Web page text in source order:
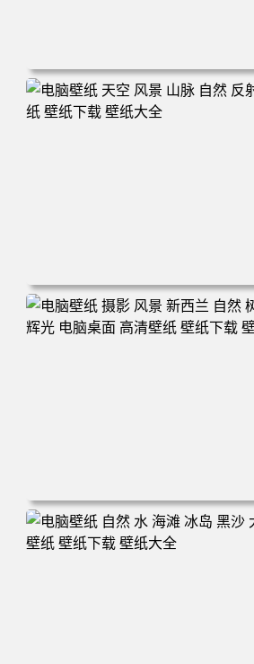
电脑壁纸 自然 河流 景观 电脑桌面 高
大全
电脑壁纸 天空 风景 山脉 自然 反射 电
下载 壁纸大全
电脑壁纸 摄影 风景 新西兰 自然 树木
电脑桌面 高清壁纸 壁纸下载 壁纸大全